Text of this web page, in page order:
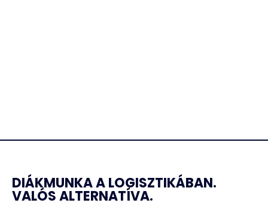
DIÁKMUNKA A LOGISZTIKÁBAN.
VALÓS ALTERNATÍVA.